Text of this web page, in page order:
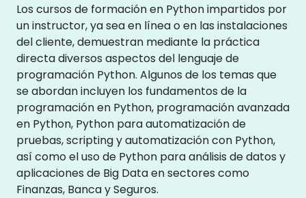
Los cursos de formación en Python impartidos por
un instructor, ya sea en línea o en las instalaciones
del cliente, demuestran mediante la práctica
directa diversos aspectos del lenguaje de
programación Python. Algunos de los temas que
se abordan incluyen los fundamentos de la
programación en Python, programación avanzada
en Python, Python para automatización de
pruebas, scripting y automatización con Python,
así como el uso de Python para análisis de datos y
aplicaciones de Big Data en sectores como
Finanzas, Banca y Seguros.